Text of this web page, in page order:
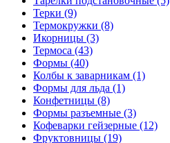
Терки (9)
Термокружки (8)
Икорницы (3)
Термоса (43)
Формы (40)
Колбы к заварникам (1)
Формы для льда (1)
Конфетницы (8)
Формы разъемные (3)
Кофеварки гейзерные (12)
Фруктовницы (19)